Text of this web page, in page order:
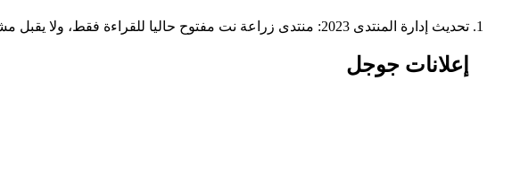
تحديث إدارة المنتدى 2023: منتدى زراعة نت مفتوح حاليا للقراءة فقط، ولا يقبل مشاركات جديدة. يمكنكم استخدام الشريط الظاهر أعلاه للبحث في كافة مواضيع المدوّنة والمنتدى.
إعلانات جوجل